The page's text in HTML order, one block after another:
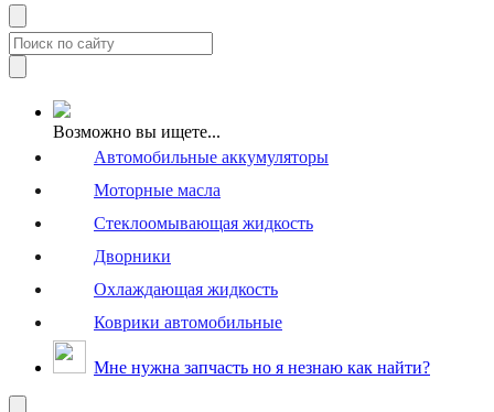
Возможно вы ищете...
Автомобильные аккумуляторы
Моторные масла
Стеклоомывающая жидкость
Дворники
Охлаждающая жидкость
Коврики автомобильные
Мне нужна запчасть но я незнаю как найти?